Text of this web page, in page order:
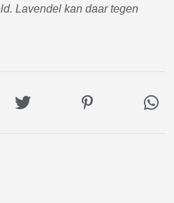
Lavendel kan daar tegen
Deel
Deel